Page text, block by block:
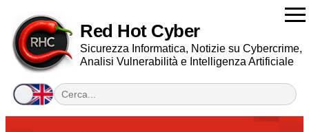
Red Hot Cyber
Sicurezza Informatica, Notizie su Cybercrime,
Analisi Vulnerabilità e Intelligenza Artificiale